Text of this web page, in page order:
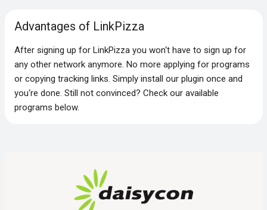
Advantages of LinkPizza
After signing up for LinkPizza you won‘t have to sign up for
any other network anymore. No more applying for programs
or copying tracking links. Simply install our plugin once and
you‘re done. Still not convinced? Check our available
programs below.